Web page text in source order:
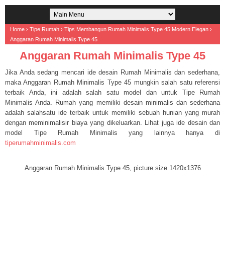
Home › Tipe Rumah › Tips Membangun Rumah Minimalis Type 45 Modern Elegan ›
Anggaran Rumah Minimalis Type 45
Anggaran Rumah Minimalis Type 45
Jika Anda sedang mencari ide desain Rumah Minimalis dan sederhana,
maka Anggaran Rumah Minimalis Type 45 mungkin salah satu referensi
terbaik Anda, ini adalah salah satu model dan untuk Tipe Rumah
Minimalis Anda. Rumah yang memiliki desain minimalis dan sederhana
adalah salahsatu ide terbaik untuk memiliki sebuah hunian yang murah
dengan meminimalisir biaya yang dikeluarkan. Lihat juga ide desain dan
model Tipe Rumah Minimalis yang lainnya hanya di
tiperumahminimalis.com
Anggaran Rumah Minimalis Type 45, picture size 1420x1376